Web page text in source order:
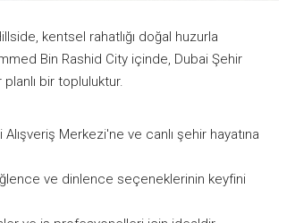
kentsel rahatlığı doğal huzurla
Bin Rashid City içinde, Dubai Şehir
bir topluluktur.
Merkezi'ne ve canlı şehir hayatına
ve dinlence seçeneklerinin keyfini